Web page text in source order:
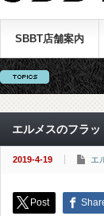
SBBT店舗案内
エルメスのフラ
2019-4-19 エ
Post